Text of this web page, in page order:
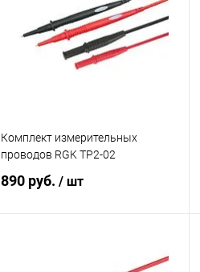
Купить в 1 клик Сравнение
В избранное Под заказ
Комплект измерительных
проводов RGK TP2-02
890 руб. / шт